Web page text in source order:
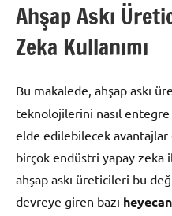
Ahşap Askı
Zeka Kullanımı
Bu makalede, ahşap askı
teknolojilerini nasıl
elde edilebilecek avantajlar
birçok endüstri yapay zeka
ahşap askı üreticileri bu
devreye giren bazı